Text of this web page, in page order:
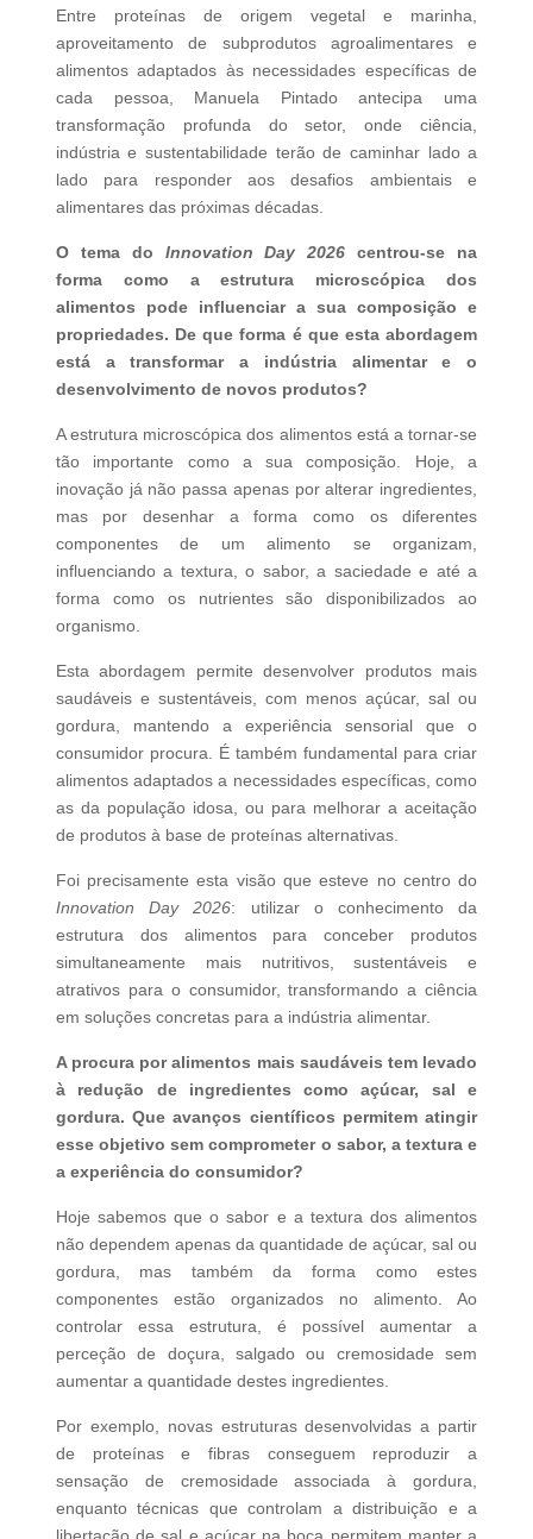
Entre proteínas de origem vegetal e marinha,
aproveitamento de subprodutos agroalimentares e
alimentos adaptados às necessidades específicas de
cada pessoa, Manuela Pintado antecipa uma
transformação profunda do setor, onde ciência,
indústria e sustentabilidade terão de caminhar lado a
lado para responder aos desafios ambientais e
alimentares das próximas décadas.
O tema do Innovation Day 2026 centrou-se na
forma como a estrutura microscópica dos
alimentos pode influenciar a sua composição e
propriedades. De que forma é que esta abordagem
está a transformar a indústria alimentar e o
desenvolvimento de novos produtos?
A estrutura microscópica dos alimentos está a tornar-se
tão importante como a sua composição. Hoje, a
inovação já não passa apenas por alterar ingredientes,
mas por desenhar a forma como os diferentes
componentes de um alimento se organizam,
influenciando a textura, o sabor, a saciedade e até a
forma como os nutrientes são disponibilizados ao
organismo.
Esta abordagem permite desenvolver produtos mais
saudáveis e sustentáveis, com menos açúcar, sal ou
gordura, mantendo a experiência sensorial que o
consumidor procura. É também fundamental para criar
alimentos adaptados a necessidades específicas, como
as da população idosa, ou para melhorar a aceitação
de produtos à base de proteínas alternativas.
Foi precisamente esta visão que esteve no centro do
Innovation Day 2026: utilizar o conhecimento da
estrutura dos alimentos para conceber produtos
simultaneamente mais nutritivos, sustentáveis e
atrativos para o consumidor, transformando a ciência
em soluções concretas para a indústria alimentar.
A procura por alimentos mais saudáveis tem levado
à redução de ingredientes como açúcar, sal e
gordura. Que avanços científicos permitem atingir
esse objetivo sem comprometer o sabor, a textura e
a experiência do consumidor?
Hoje sabemos que o sabor e a textura dos alimentos
não dependem apenas da quantidade de açúcar, sal ou
gordura, mas também da forma como estes
componentes estão organizados no alimento. Ao
controlar essa estrutura, é possível aumentar a
perceção de doçura, salgado ou cremosidade sem
aumentar a quantidade destes ingredientes.
Por exemplo, novas estruturas desenvolvidas a partir
de proteínas e fibras conseguem reproduzir a
sensação de cremosidade associada à gordura,
enquanto técnicas que controlam a distribuição e a